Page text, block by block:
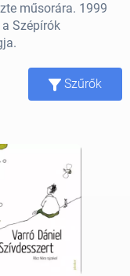
műsorára. 1999
Szépírók
Szűrők